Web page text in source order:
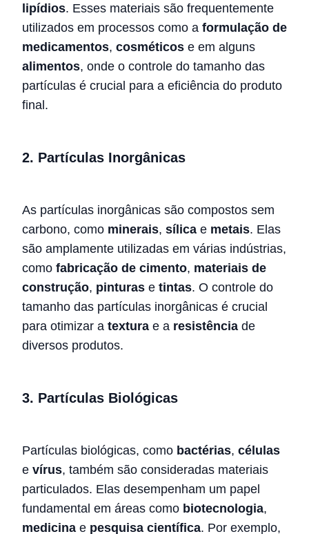
lipídios. Esses materiais são frequentemente
utilizados em processos como a formulação de
medicamentos, cosméticos e em alguns
alimentos, onde o controle do tamanho das
partículas é crucial para a eficiência do produto
final.
2. Partículas Inorgânicas
As partículas inorgânicas são compostos sem
carbono, como minerais, sílica e metais. Elas
são amplamente utilizadas em várias indústrias,
como fabricação de cimento, materiais de
construção, pinturas e tintas. O controle do
tamanho das partículas inorgânicas é crucial
para otimizar a textura e a resistência de
diversos produtos.
3. Partículas Biológicas
Partículas biológicas, como bactérias, células
e vírus, também são consideradas materiais
particulados. Elas desempenham um papel
fundamental em áreas como biotecnologia,
medicina e pesquisa científica. Por exemplo,